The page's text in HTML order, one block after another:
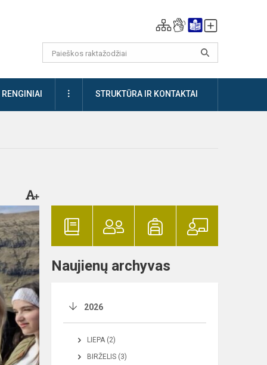
RENGINIAI DAUGIAUSTRUKTŪRA IR KONTAKTAI
Naujienų archyvas
2026
LIEPA (2)
BIRŽELIS (3)